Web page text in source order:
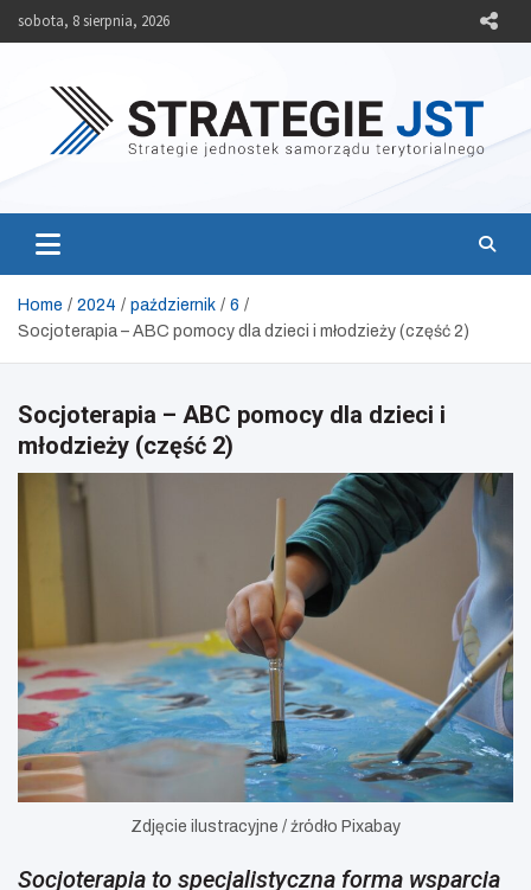
sobota, 8 sierpnia, 2026
Strategie JST
Home 2024 październik
6
Socjoterapia – ABC pomocy dla dzieci i młodzieży (część 2)
Socjoterapia – ABC pomocy dla dzieci i
młodzieży (część 2)
Zdjęcie ilustracyjne / źródło Pixabay
Socjoterapia to specjalistyczna forma wsparcia